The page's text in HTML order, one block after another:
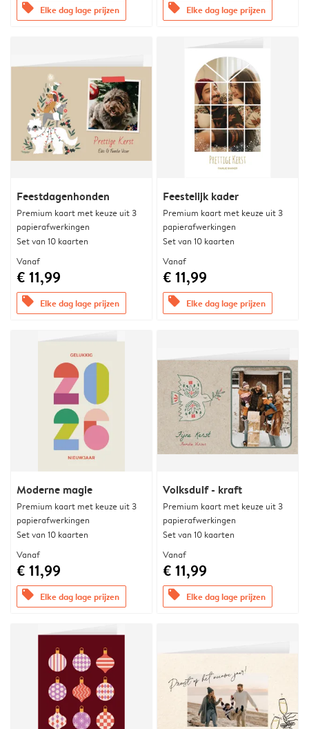
offers Elke dag lage prijzen offers Elke dag lage prijzen
Feestdagenhonden
Premium kaart met keuze uit 3
papierafwerkingen
Set van 10 kaarten
Vanaf
€ 11,99
offers Elke dag lage prijzen
Feestelijk kader
Premium kaart met keuze uit 3
papierafwerkingen
Set van 10 kaarten
Vanaf
€ 11,99
offers Elke dag lage prijzen
Moderne magie
Premium kaart met keuze uit 3
papierafwerkingen
Set van 10 kaarten
Vanaf
€ 11,99
offers Elke dag lage prijzen
Volksduif - kraft
Premium kaart met keuze uit 3
papierafwerkingen
Set van 10 kaarten
Vanaf
€ 11,99
offers Elke dag lage prijzen